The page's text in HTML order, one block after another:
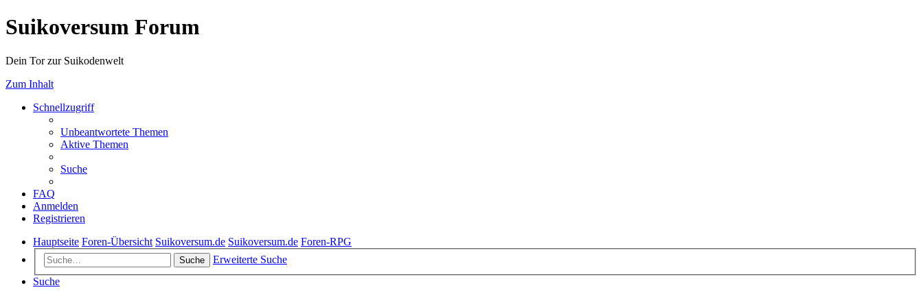
Suikoversum Forum
Dein Tor zur Suikodenwelt
Zum Inhalt
Schnellzugriff
Unbeantwortete Themen
Aktive Themen
Suche
FAQ
Anmelden
Registrieren
Hauptseite Foren-Übersicht Suikoversum.de Suikoversum.de Foren-RPG
Suche
Erweiterte Suche
Suche